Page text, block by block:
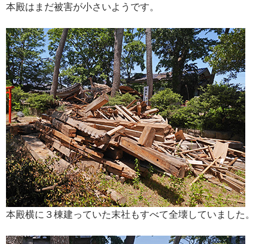
本殿はまだ被害が小さいようです。
本殿横に３棟建っていた末社もすべて全壊していました。